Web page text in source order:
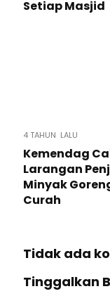
Setiap Masjid
4 TAHUN LALU
Kemendag
Larangan
Minyak
Curah
Tidak ada
Tinggalkan